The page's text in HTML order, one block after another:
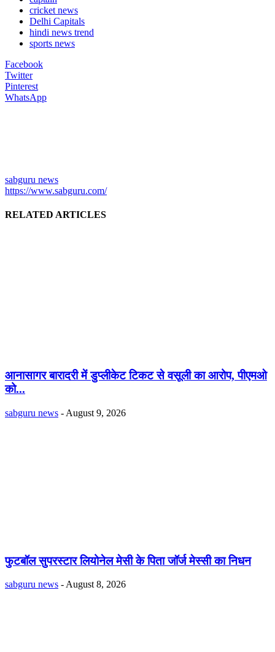
cricket news
Delhi Capitals
hindi news trend
sports news
Facebook
Twitter
Pinterest
WhatsApp
sabguru news
https://www.sabguru.com/
RELATED ARTICLES
आनासागर बारादरी में डुप्लीकेट टिकट से वसूली का आरोप, पीएमओ
को...
sabguru news - August 9, 2026
फुटबॉल सुपरस्टार लियोनेल मेसी के पिता जॉर्ज मेस्सी का निधन
sabguru news - August 8, 2026